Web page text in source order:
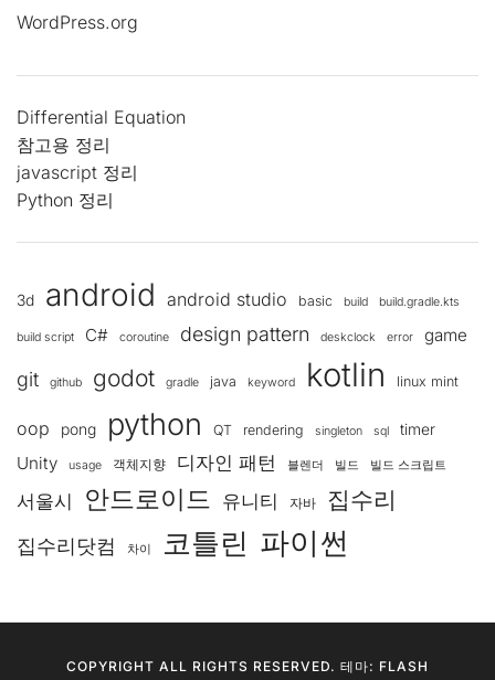
WordPress.org
Differential Equation
참고용 정리
javascript 정리
Python 정리
3d android android studio basic build build.gradle.kts
build script C# coroutine design pattern deskclock error game
git github godot gradle java keyword kotlin linux mint
oop pong python QT rendering singleton sql timer
Unity usage 객체지향 디자인 패턴 블렌더 빌드 빌드 스크립트
서울시 안드로이드 유니티 자바 집수리
집수리닷컴 차이 코틀린 파이썬
COPYRIGHT ALL RIGHTS RESERVED. 테마: FLASH